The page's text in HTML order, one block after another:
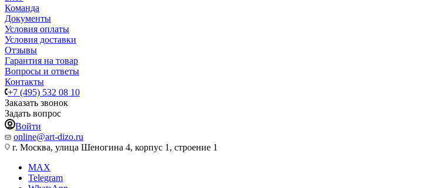
Команда
Документы
Условия оплаты
Условия доставки
Отзывы
Гарантия на товар
Вопросы и ответы
Контакты
+7 (495) 532 08 10
Заказать звонок
Задать вопрос
Войти
online@art-dizo.ru
г. Москва, улица Шеногина 4, корпус 1, строение 1
MAX
Telegram